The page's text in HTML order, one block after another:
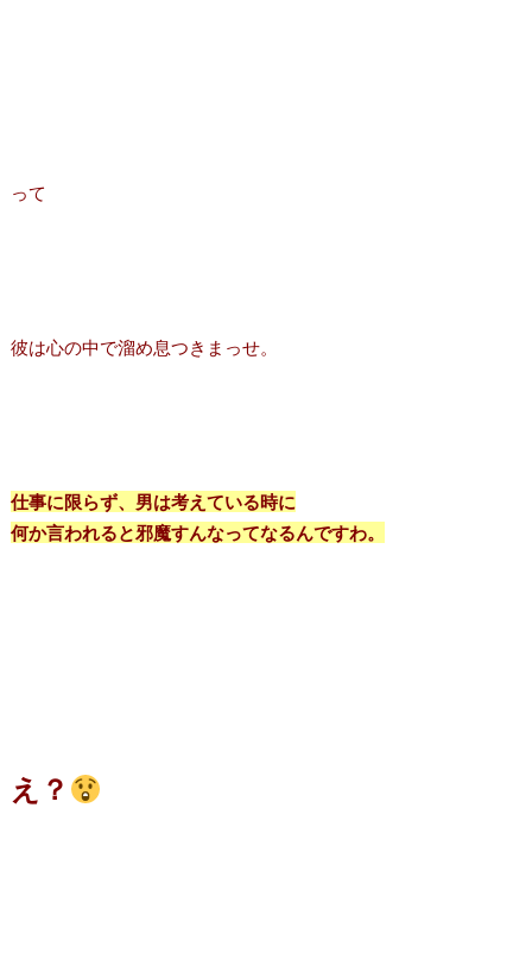
って
彼は心の中で溜め息つきまっせ。
仕事に限らず、男は考えている時に
何か言われると邪魔すんなってなるんですわ。
え？